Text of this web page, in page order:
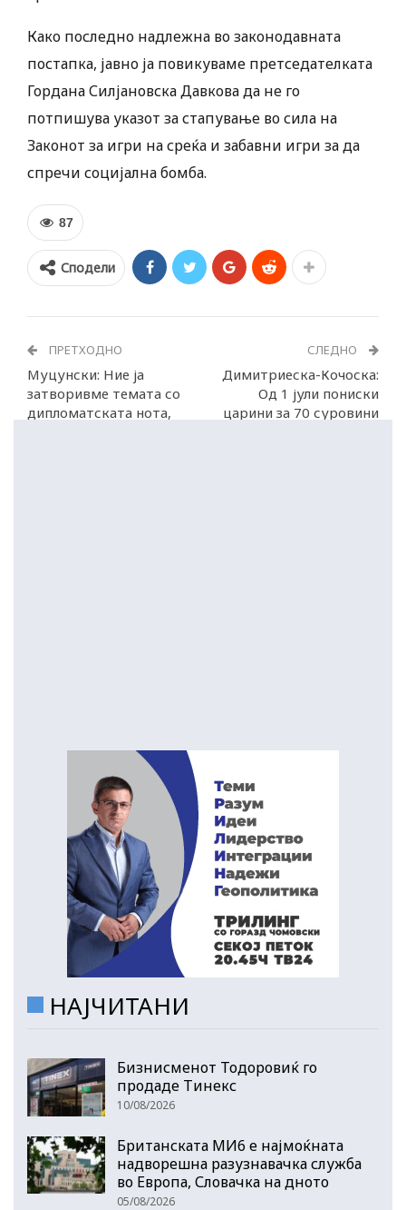
Како последно надлежна во законодавната
постапка, јавно ја повикуваме претседателката
Гордана Силјановска Давкова да не го
потпишува указот за стапување во сила на
Законот за игри на среќа и забавни игри за да
спречи социјална бомба.
87
Сподели
ПРЕТХОДНО
Муцунски: Ние ја
затворивме темата со
дипломатската нота,
СЛЕДНО
Димитриеска-Кочоска:
Од 1 јули пониски
царини за 70 суровини
НАЈЧИТАНИ
Бизнисменот Тодоровиќ го
продаде Тинекс
10/08/2026
Британската МИ6 е најмоќната
надворешна разузнавачка служба
во Европа, Словачка на дното
05/08/2026